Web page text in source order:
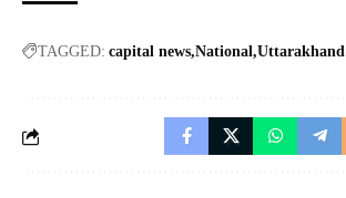
TAGGED: capital news National Uttarakhand